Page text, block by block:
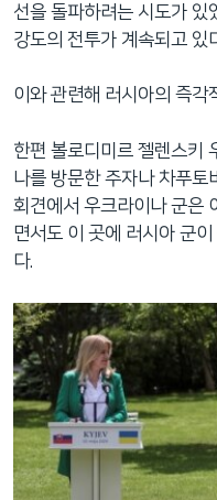
선을 돌파하려는 시도가 있
강도의 전투가 계속되고 있
이와 관련해 러시아의 즉각
한편 볼로디미르 젤렌스키
나를 방문한 주자나 차푸토
회견에서 우크라이나 군은
면서도 이 곳에 러시아 군
다.